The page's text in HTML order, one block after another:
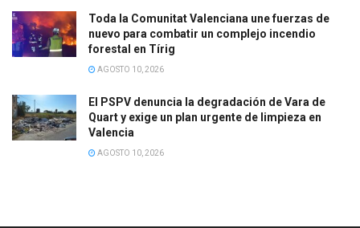
Toda la Comunitat Valenciana une fuerzas de
nuevo para combatir un complejo incendio
forestal en Tírig
AGOSTO 10, 2026
El PSPV denuncia la degradación de Vara de
Quart y exige un plan urgente de limpieza en
Valencia
AGOSTO 10, 2026